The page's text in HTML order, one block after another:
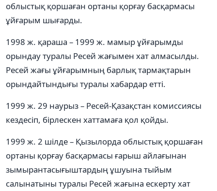
облыстық қоршаған ортаны қорғау басқармасы
ұйғарым шығарды.
1998 ж. қараша – 1999 ж. мамыр ұйғарымды
орындау туралы Ресей жағымен хат алмасылды.
Ресей жағы ұйғарымның барлық тармақтарын
орындайтындығы туралы хабардар етті.
1999 ж. 29 наурыз – Ресей-Қазақстан комиссиясы
кездесіп, бірлескен хаттамаға қол қойды.
1999 ж. 2 шілде – Қызылорда облыстық қоршаған
ортаны қорғау басқармасы ғарыш айлағынан
зымырантасығыштардың ұшуына тыйым
салынатыны туралы Ресей жағына ескерту хат